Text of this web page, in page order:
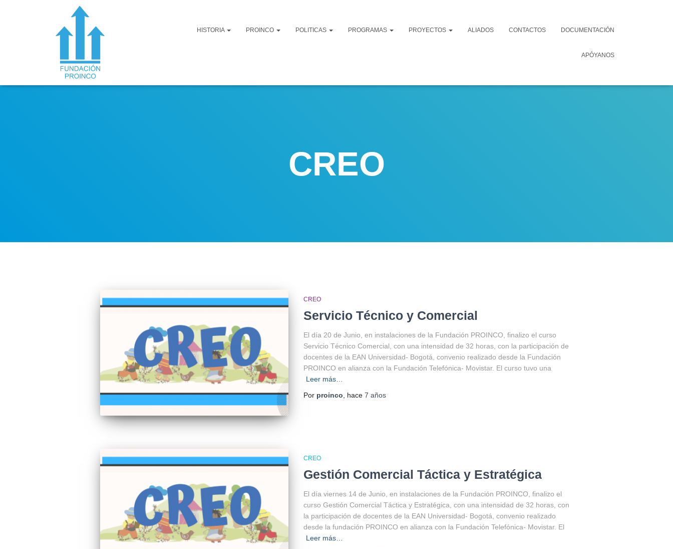
HISTORIA PROINCO POLITICAS PROGRAMAS PROYECTOS ALIADOS CONTACTOS DOCUMENTACIÓN
APÓYANOS
CREO
CREO
Servicio Técnico y Comercial
El día 20 de Junio, en instalaciones de la Fundación PROINCO, finalizo el curso
Servicio Técnico Comercial, con una intensidad de 32 horas, con la participación de
docentes de la EAN Universidad- Bogotá, convenio realizado desde la Fundación
PROINCO en alianza con la Fundación Telefónica- Movistar. El curso tuvo una
Leer más…
Por proinco , hace 7 años
CREO
Gestión Comercial Táctica y Estratégica
El día viernes 14 de Junio, en instalaciones de la Fundación PROINCO, finalizo el
curso Gestión Comercial Táctica y Estratégica, con una intensidad de 32 horas, con
la participación de docentes de la EAN Universidad- Bogotá, convenio realizado
desde la fundación PROINCO en alianza con la Fundación Telefónica- Movistar. El
Leer más…